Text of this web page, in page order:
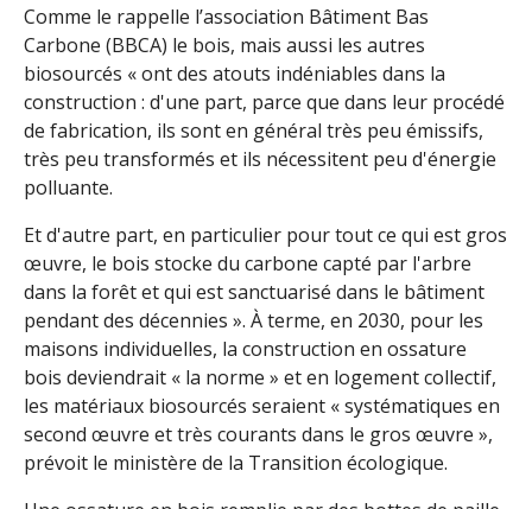
Comme le rappelle l’association Bâtiment Bas
Carbone (BBCA) le bois, mais aussi les autres
biosourcés « ont des atouts indéniables dans la
construction : d'une part, parce que dans leur procédé
de fabrication, ils sont en général très peu émissifs,
très peu transformés et ils nécessitent peu d'énergie
polluante.
Et d'autre part, en particulier pour tout ce qui est gros
œuvre, le bois stocke du carbone capté par l'arbre
dans la forêt et qui est sanctuarisé dans le bâtiment
pendant des décennies ». À terme, en 2030, pour les
maisons individuelles, la construction en ossature
bois deviendrait « la norme » et en logement collectif,
les matériaux biosourcés seraient « systématiques en
second œuvre et très courants dans le gros œuvre »,
prévoit le ministère de la Transition écologique.